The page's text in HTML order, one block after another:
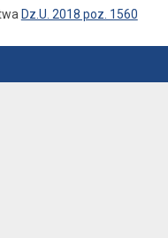
Dz.U. 2018 poz. 1560